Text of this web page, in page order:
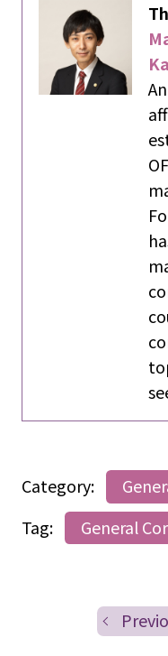
Category:
Tag:
General